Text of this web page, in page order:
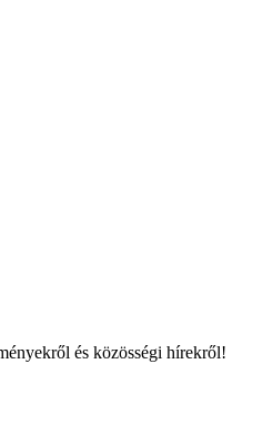
és közösségi hírekről!